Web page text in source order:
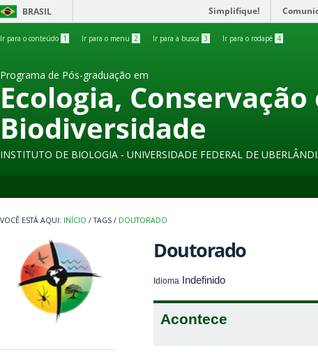
BRASIL Simplifique!
Ir para o conteúdo 1 Ir para o menu 2 Ir para a busca 3 Ir para o rodapé 4
Programa de Pós-graduação em
Ecologia, Conservação
Biodiversidade
INSTITUTO DE BIOLOGIA - UNIVERSIDADE FEDERAL DE
INÍCIO / TAGS / DOUTORADO
Doutorado
Idioma Indefinido
Acontece